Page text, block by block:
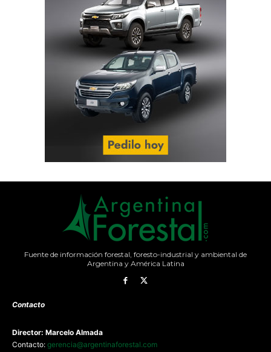
Fuente de información forestal, foresto-industrial y ambiental de
Argentina y América Latina
Contacto
Director: Marcelo Almada
Contacto: gerencia@argentinaforestal.com